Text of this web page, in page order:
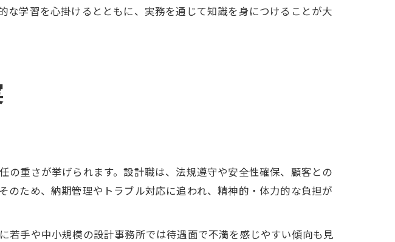
学習を心掛けるとともに、実務を通じて知識を身につけることが大
重さが挙げられます。設計職は、法規遵守や安全性確保、顧客との
ため、納期管理やトラブル対応に追われ、精神的・体力的な負担が
若手や中小規模の設計事務所では待遇面で不満を感じやすい傾向も見